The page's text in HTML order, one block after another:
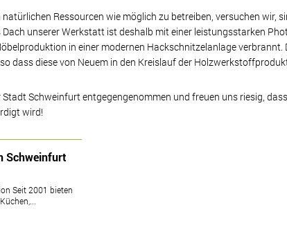
Ressourcen wie möglich zu betreiben, versuchen wir,
unserer Werkstatt ist deshalb mit einer leistungsstarken
in einer modernen Hackschnitzelanlage verbrannt.
dass diese von Neuem in den Kreislauf der
Schweinfurt entgegengenommen und freuen uns riesig,
wird!
Schweinfurt
Seit 2001 bieten